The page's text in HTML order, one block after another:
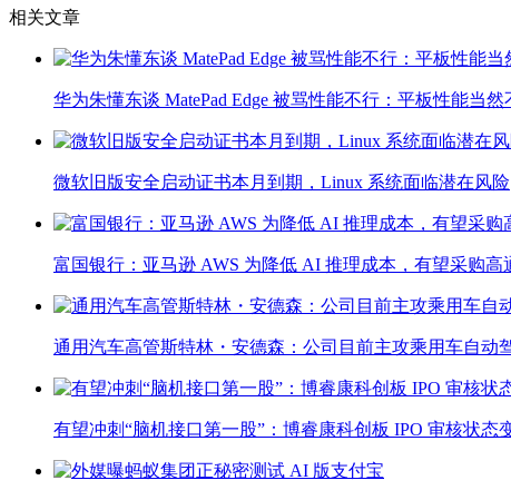
相关文章
华为朱懂东谈 MatePad Edge 被骂性能不行：平板性能当
微软旧版安全启动证书本月到期，Linux 系统面临潜在风险
富国银行：亚马逊 AWS 为降低 AI 推理成本，有望采购高
通用汽车高管斯特林・安德森：公司目前主攻乘用车自动
有望冲刺“脑机接口第一股”：博睿康科创板 IPO 审核状态